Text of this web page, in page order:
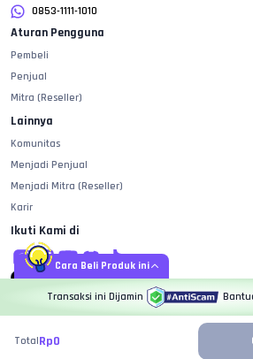
Cara Beli Produk ini
Transaksi ini Dijamin
TotalRp0
0853-1111-1010
Aturan Pengguna
Pembeli
Penjual
Mitra (Reseller)
Lainnya
Komunitas
Menjadi Penjual
Menjadi Mitra (Reseller)
Karir
Ikuti Kami di
PT. Sotta Teknologi Indonesia - VCGamers All Right